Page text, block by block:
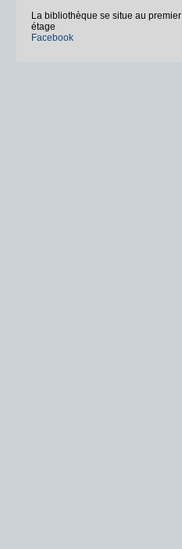
La bibliothèque se situe au premier
étage
Facebook